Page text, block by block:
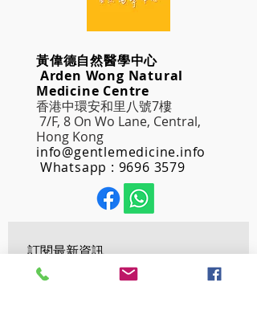
黃偉德自然醫學中心
Arden Wong Natural
Medicine Centre
香港中環安和里八號7樓
7/F, 8 On Wo Lane, Central,
Hong Kong
info@gentlemedicine.info
Whatsapp : 9696 3579
訂閱最新資訊
Email